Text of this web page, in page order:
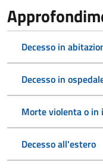
Decesso in
Decesso in
Morte violenta o in
Decesso all'estero